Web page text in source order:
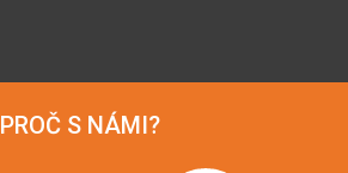
PROČ S NÁMI?